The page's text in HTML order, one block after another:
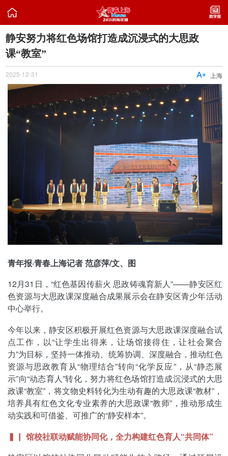

静安努力将红色场馆打造成沉浸式的大思政
课“教室”
2025-12-31 上海

青年报·青春上海记者 范彦萍/文、图
12月31日，“红色基因传薪火 思政铸魂育新人”——静安区红
色资源与大思政课深度融合成果展示会在静安区青少年活动
中心举行。
今年以来，静安区积极开展红色资源与大思政课深度融合试
点工作，以“让学生出得来，让场馆接得住，让社会聚合
力”为目标，坚持一体推动、统筹协调、深度融合，推动红色
资源与思政教育从“物理结合”转向“化学反应”，从“静态展
示”向“动态育人”转化，努力将红色场馆打造成沉浸式的大思
政课“教室”，将文物史料转化为生动有趣的大思政课“教材”，
培养具有红色文化专业素养的大思政课“教师”，推动形成生
动实践和可借鉴、可推广的“静安样本”。
▍▏ 馆校社联动赋能协同化，全力构建红色育人“共同体”